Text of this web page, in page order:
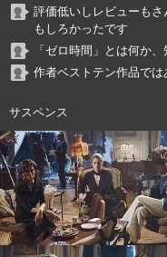
評価低いしレビューも
もしろかったです
「ゼロ時間」とは何か
作者ベストテン作品で
サスペンス